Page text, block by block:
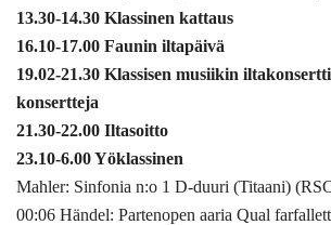
13.30-14.30 Klassinen kattaus
16.10-17.00 Faunin iltapäivä
19.02-21.30 Klassisen musiikin
konsertteja
21.30-22.00 Iltasoitto
23.10-6.00 Yöklassinen
Mahler: Sinfonia n:o 1 D-duuri (Titaani)
00:06 Händel: Partenopen aaria Qual